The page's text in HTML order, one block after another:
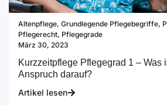
Altenpflege, Grundlegende Pflegebegriffe,
Pflegerecht, Pflegegrade
März 30, 2023
Kurzzeitpflege Pflegegrad 1 – Was
Anspruch darauf?
Artikel lesen